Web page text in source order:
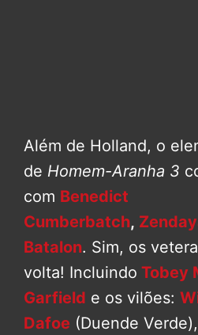
Além de Holland, o
de Homem-Aranha 3
com Benedict
Cumberbatch,
Batalon. Sim, os
volta! Incluindo Tobey
Garfield e os vilões:
Dafoe (Duende Verde),